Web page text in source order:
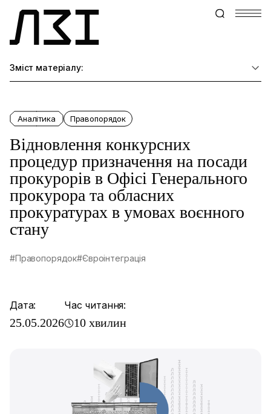
Зміст матеріалу:
Аналітика Правопорядок
Відновлення конкурсних
процедур призначення на посади
прокурорів в Офісі Генерального
прокурора та обласних
прокуратурах в умовах воєнного
стану
#Правопорядок#Євроінтеграція
Дата:
25.05.2026
Час читання:
10 хвилин